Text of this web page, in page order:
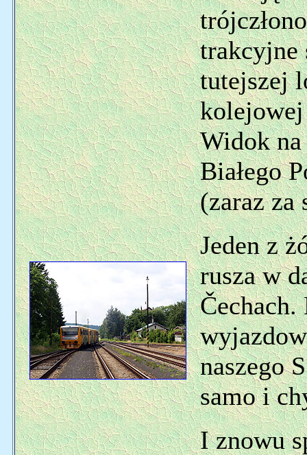
trakcyjne
tutejszej
Widok
Białego
(zaraz za
Jeden z
rusza w
naszego
samo i
I znowu